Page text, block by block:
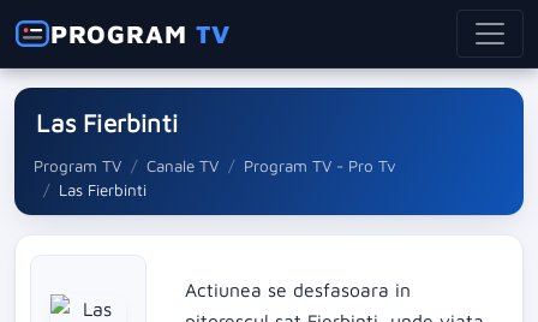
PROGRAMTV
Las Fierbinti
Program TV Canale TV
Program TV - Pro Tv
Las Fierbinti
Actiunea se desfasoara in